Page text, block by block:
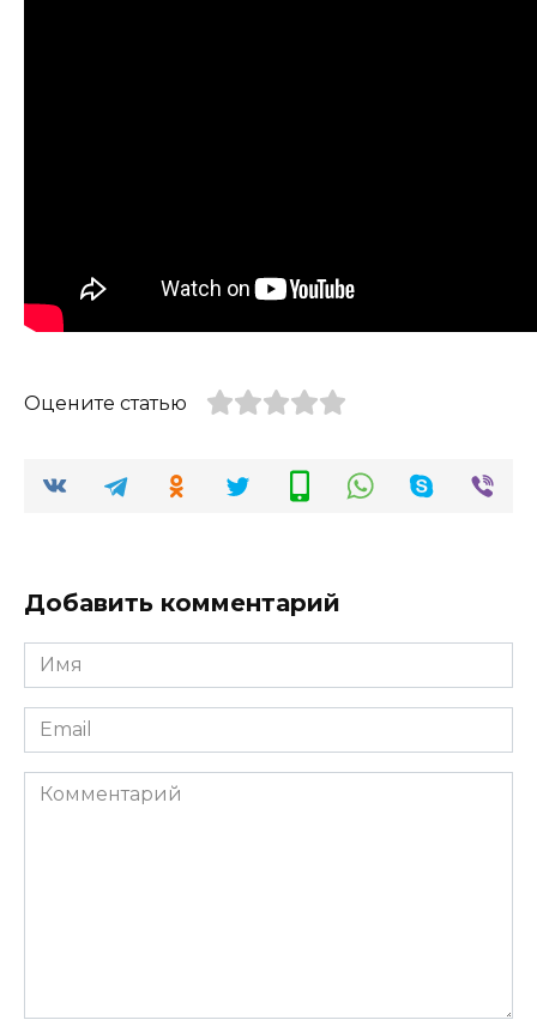
Оцените статью
Добавить комментарий
Имя
*
Email
*
Комментарий